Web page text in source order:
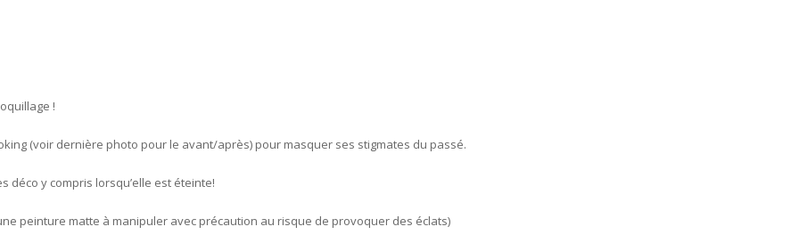
!
(voir dernière photo pour le avant/après) pour masquer ses stigmates du passé.
déco y compris lorsqu’elle est éteinte!
peinture matte à manipuler avec précaution au risque de provoquer des éclats)